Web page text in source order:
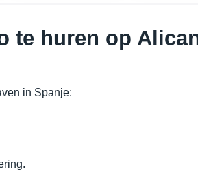
te huren op
in Spanje: